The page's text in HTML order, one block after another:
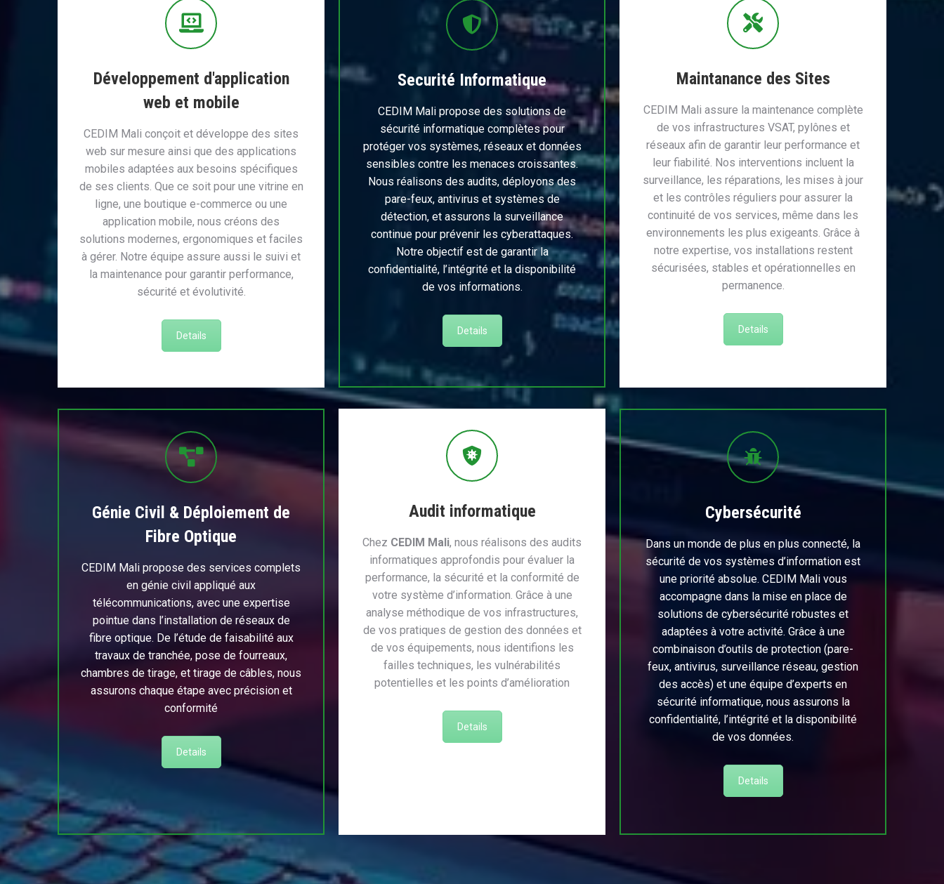
Développement d'application
web et mobile
CEDIM Mali conçoit et développe des sites
web sur mesure ainsi que des applications
mobiles adaptées aux besoins spécifiques
de ses clients. Que ce soit pour une vitrine en
ligne, une boutique e-commerce ou une
application mobile, nous créons des
solutions modernes, ergonomiques et faciles
à gérer. Notre équipe assure aussi le suivi et
la maintenance pour garantir performance,
sécurité et évolutivité.
Details
Securité Informatique
CEDIM Mali propose des solutions de
sécurité informatique complètes pour
protéger vos systèmes, réseaux et données
sensibles contre les menaces croissantes.
Nous réalisons des audits, déployons des
pare-feux, antivirus et systèmes de
détection, et assurons la surveillance
continue pour prévenir les cyberattaques.
Notre objectif est de garantir la
confidentialité, l’intégrité et la disponibilité
de vos informations.
Details
Maintanance des Sites
CEDIM Mali assure la maintenance complète
de vos infrastructures VSAT, pylônes et
réseaux afin de garantir leur performance et
leur fiabilité. Nos interventions incluent la
surveillance, les réparations, les mises à jour
et les contrôles réguliers pour assurer la
continuité de vos services, même dans les
environnements les plus exigeants. Grâce à
notre expertise, vos installations restent
sécurisées, stables et opérationnelles en
permanence.
Details
Génie Civil & Déploiement de
Fibre Optique
CEDIM Mali propose des services complets
en génie civil appliqué aux
télécommunications, avec une expertise
pointue dans l’installation de réseaux de
fibre optique. De l’étude de faisabilité aux
travaux de tranchée, pose de fourreaux,
chambres de tirage, et tirage de câbles, nous
assurons chaque étape avec précision et
conformité
Details
Audit informatique
Chez CEDIM Mali, nous réalisons des audits
informatiques approfondis pour évaluer la
performance, la sécurité et la conformité de
votre système d’information. Grâce à une
analyse méthodique de vos infrastructures,
de vos pratiques de gestion des données et
de vos équipements, nous identifions les
failles techniques, les vulnérabilités
potentielles et les points d’amélioration
Details
Cybersécurité
Dans un monde de plus en plus connecté, la
sécurité de vos systèmes d’information est
une priorité absolue. CEDIM Mali vous
accompagne dans la mise en place de
solutions de cybersécurité robustes et
adaptées à votre activité. Grâce à une
combinaison d’outils de protection (pare-
feux, antivirus, surveillance réseau, gestion
des accès) et une équipe d’experts en
sécurité informatique, nous assurons la
confidentialité, l’intégrité et la disponibilité
de vos données.
Details